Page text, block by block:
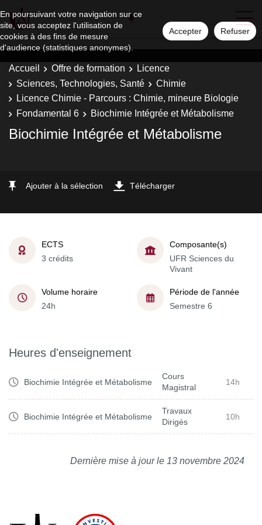
En poursuivant votre navigation sur ce
site, vous acceptez l'utilisation de
cookies à des fins de mesure
d'audience (statistiques anonymes).
Accepter Refuser
Accueil Offre de formation
Licence
Sciences, Technologies, Santé
Chimie
Licence Chimie - Parcours : Chimie, mineure Biologie
Fondamental 6
Biochimie Intégrée et Métabolisme
Biochimie Intégrée et Métabolisme
Ajouter à la sélection Télécharger
ECTS
3 crédits
Composante(s)
UFR Sciences du
Vivant
Volume horaire
24h
Période de l'année
Semestre 6
Heures d'enseignement
Biochimie Intégrée et Métabolisme
Cours
Magistral
14h
Biochimie Intégrée et Métabolisme
Travaux
Dirigés
10h
Dernière mise à jour le 13 novembre 2024